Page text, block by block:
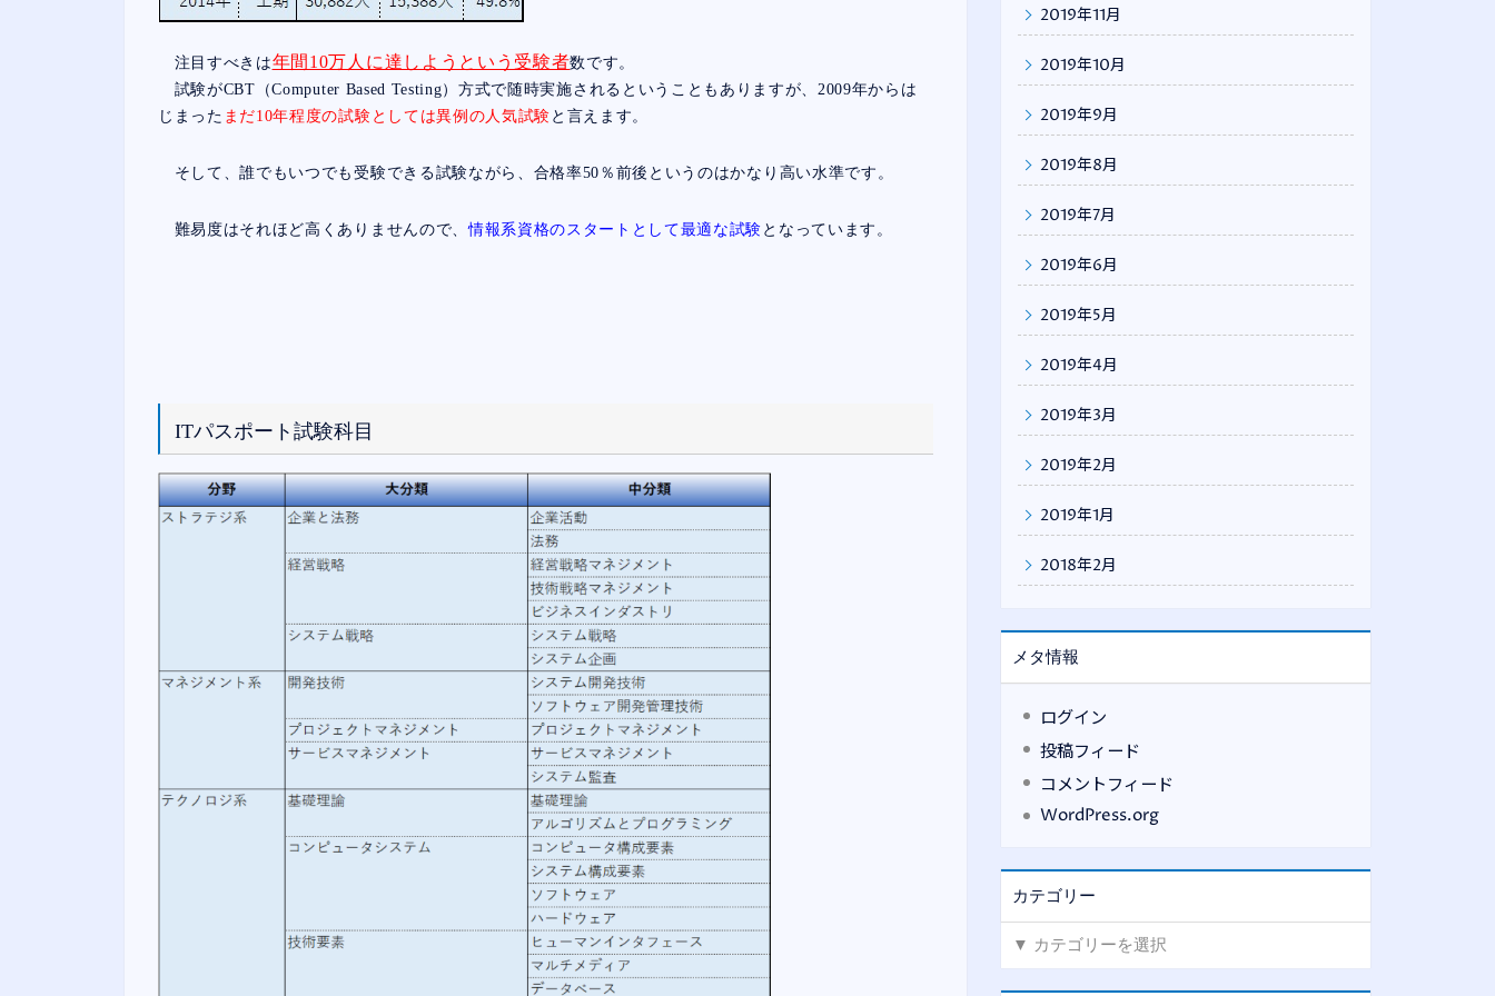
注目すべきは年間10万人に達しようという受験者数です。
試験がCBT（Computer Based Testing）方式で随時実施されるということもありますが、2009年からは
じまった まだ10年程度の試験としては異例の人気試験 と言えます。
そして、誰でもいつでも受験できる試験ながら、合格率50％前後というのはかなり高い水準です。
難易度はそれほど高くありませんので、情報系資格のスタートとして最適な試験 となっています。
ITパスポート試験科目
2019年11月
2019年10月
2019年9月
2019年8月
2019年7月
2019年6月
2019年5月
2019年4月
2019年3月
2019年2月
2019年1月
2018年2月
メタ情報
ログイン
投稿フィード
コメントフィード
WordPress.org
カテゴリー